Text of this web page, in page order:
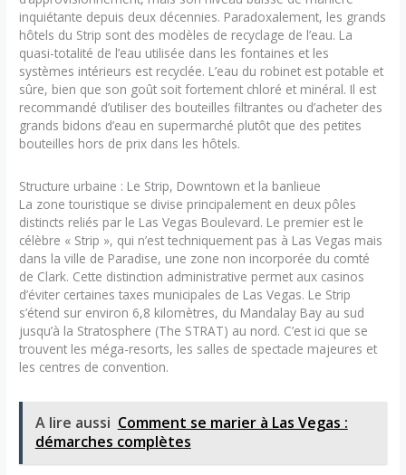
inquiétante depuis deux décennies. Paradoxalement, les grands
hôtels du Strip sont des modèles de recyclage de l’eau. La
quasi-totalité de l’eau utilisée dans les fontaines et les
systèmes intérieurs est recyclée. L’eau du robinet est potable et
sûre, bien que son goût soit fortement chloré et minéral. Il est
recommandé d’utiliser des bouteilles filtrantes ou d’acheter des
grands bidons d’eau en supermarché plutôt que des petites
bouteilles hors de prix dans les hôtels.
Structure urbaine : Le Strip, Downtown et la banlieue
La zone touristique se divise principalement en deux pôles
distincts reliés par le Las Vegas Boulevard. Le premier est le
célèbre « Strip », qui n’est techniquement pas à Las Vegas mais
dans la ville de Paradise, une zone non incorporée du comté
de Clark. Cette distinction administrative permet aux casinos
d’éviter certaines taxes municipales de Las Vegas. Le Strip
s’étend sur environ 6,8 kilomètres, du Mandalay Bay au sud
jusqu’à la Stratosphere (The STRAT) au nord. C’est ici que se
trouvent les méga-resorts, les salles de spectacle majeures et
les centres de convention.
A lire aussi Comment se marier à Las Vegas :
démarches complètes